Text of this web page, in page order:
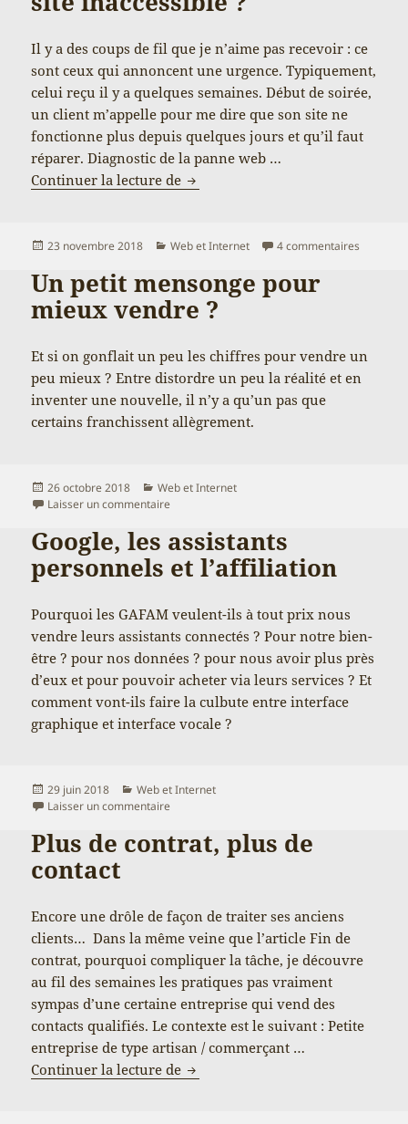
Il y a des coups de fil que je n’aime pas recevoir : ce
sont ceux qui annoncent une urgence. Typiquement,
celui reçu il y a quelques semaines. Début de soirée,
un client m’appelle pour me dire que son site ne
fonctionne plus depuis quelques jours et qu’il faut
réparer. Diagnostic de la panne web …
Continuer la lecture de Combien vaut une réparation
Publié
23 novembre 2018 Catégories
Web et Internet 4 commentaires
Un petit mensonge pour
mieux vendre ?
Et si on gonflait un peu les chiffres pour vendre un
peu mieux ? Entre distordre un peu la réalité et en
inventer une nouvelle, il n’y a qu’un pas que
certains franchissent allègrement.
Publié
le
26 octobre 2018 Catégories
Web et Internet
Laisser un commentairesur Un petit mensonge pour mieux vendre ?
Google, les assistants
personnels et l’affiliation
Pourquoi les GAFAM veulent-ils à tout prix nous
vendre leurs assistants connectés ? Pour notre bien-
être ? pour nos données ? pour nous avoir plus près
d’eux et pour pouvoir acheter via leurs services ? Et
comment vont-ils faire la culbute entre interface
graphique et interface vocale ?
Publié
le
29 juin 2018 Catégories
Web et Internet
Laisser un commentairesur Google, les assistants personnels et
Plus de contrat, plus de
contact
Encore une drôle de façon de traiter ses anciens
clients… Dans la même veine que l’article Fin de
contrat, pourquoi compliquer la tâche, je découvre
au fil des semaines les pratiques pas vraiment
sympas d’une certaine entreprise qui vend des
contacts qualifiés. Le contexte est le suivant : Petite
entreprise de type artisan / commerçant …
Continuer la lecture de Plus de contrat, plus de contact